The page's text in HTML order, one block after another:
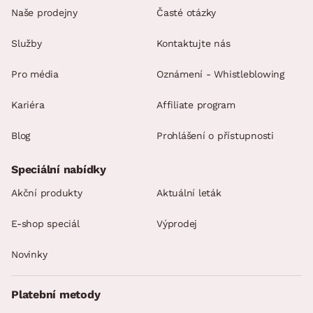
vhodné uložení na: pevný laťkový rošt, pevný lamelový rošt
mechanický test: 60.000 cyklů
prodloužená záruka 4 let na jádro matrace (nutná
Naše prodejny
Služby
Pro média
Kariéra
Blog
Časté otázky
Kontaktujte nás
Oznámení - Whistleblowing
Affiliate program
Prohlášení o přístupnosti
Speciální nabídky
Akční produkty Aktuální leták
E-shop speciál Výprodej
Novinky
Platební metody